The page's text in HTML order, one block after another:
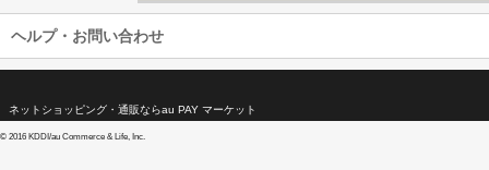
ヘルプ・お問い合わせ
ネットショッピング・通販ならau PAY マーケット
© 2016 KDDI/au Commerce & Life, Inc.